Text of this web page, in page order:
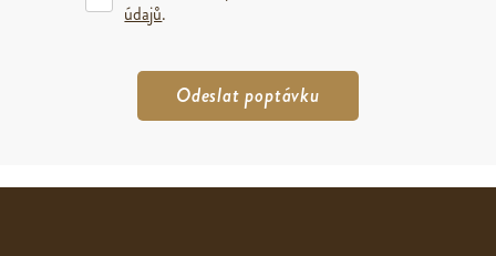
údajů.